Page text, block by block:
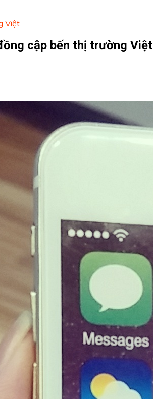
Việt
cập bến thị trường Việt